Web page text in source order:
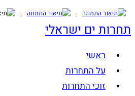
Skip
content
תחרות ים ישראלי
ראשי
על התחרות
זוכי התחרות